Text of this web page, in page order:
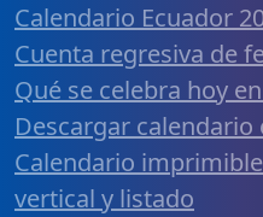
Calendario Ecuador
Cuenta regresiva de
Qué se celebra hoy
Descargar calendario
Calendario
vertical y listado